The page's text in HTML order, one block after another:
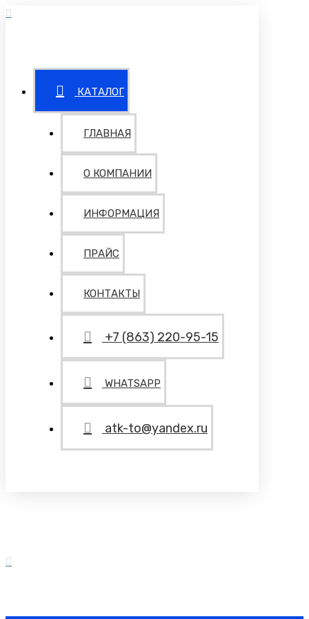
КАТАЛОГ
ГЛАВНАЯ
О КОМПАНИИ
ИНФОРМАЦИЯ
ПРАЙС
КОНТАКТЫ
+7 (863) 220-95-15
WHATSAPP
atk-to@yandex.ru